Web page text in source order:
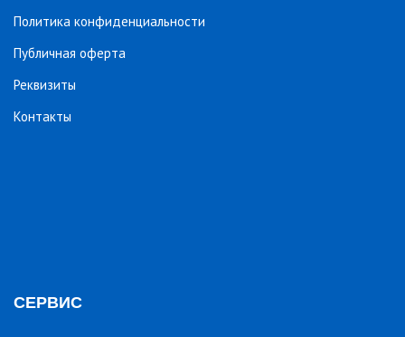
Политика конфиденциальности
Публичная оферта
Реквизиты
Контакты
СЕРВИС